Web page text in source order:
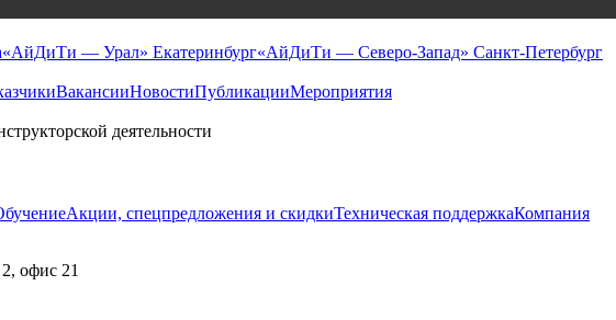
«АйДиТи — Урал» Екатеринбург«АйДиТи — Северо-Запад» Санкт-Петербург
ВакансииНовостиПубликацииМероприятия
Акции, спецпредложения и скидкиТехническая поддержкаКомпания
офис 21